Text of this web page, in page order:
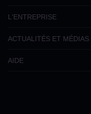
L'ENTREPRISE
ACTUALITÉS ET MÉDIAS
AIDE